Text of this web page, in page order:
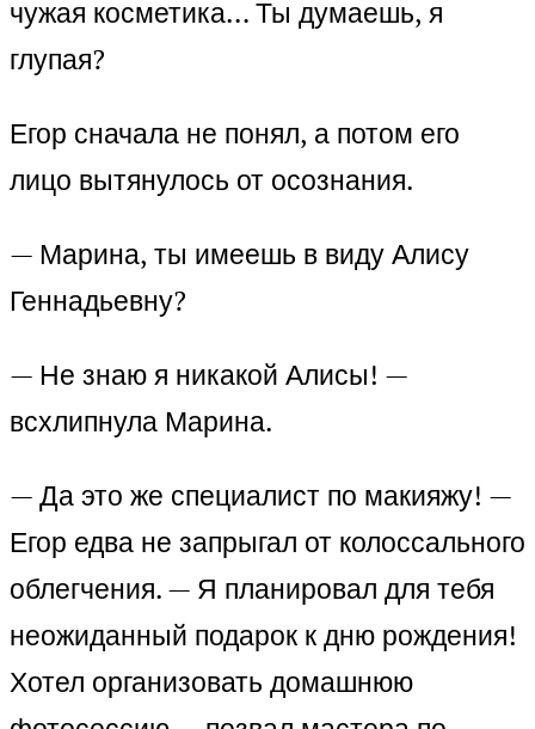
чужая косметика… Ты думаешь, я
глупая?
Егор сначала не понял, а потом его
лицо вытянулось от осознания.
— Марина, ты имеешь в виду Алису
Геннадьевну?
— Не знаю я никакой Алисы! —
всхлипнула Марина.
— Да это же специалист по макияжу! —
Егор едва не запрыгал от колоссального
облегчения. — Я планировал для тебя
неожиданный подарок к дню рождения!
Хотел организовать домашнюю